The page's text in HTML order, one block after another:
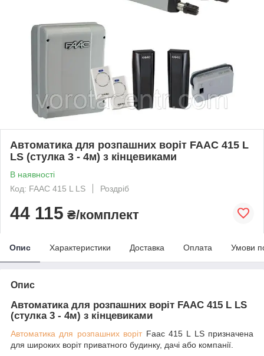
Автоматика для розпашних воріт FAAC 415 L
LS (стулка 3 - 4м) з кінцевиками
В наявності
Код: FAAC 415 L LS
Роздріб
44 115 ₴/комплект
Опис Характеристики Доставка Оплата Умови
Опис
Автоматика для розпашних воріт FAAC 415 L LS
(стулка 3 - 4м) з кінцевиками
Автоматика для розпашних ворітFaac 415 L LS призначена
для широких воріт приватного будинку, дачі або компанії.